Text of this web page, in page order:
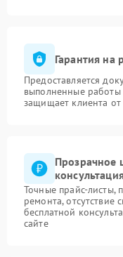
Гарантия на
Предоставляется
выполненные работы
защищает клиента
Прозрачное
Точные прайс-листы,
ремонта, отсутствие
бесплатной
сайте